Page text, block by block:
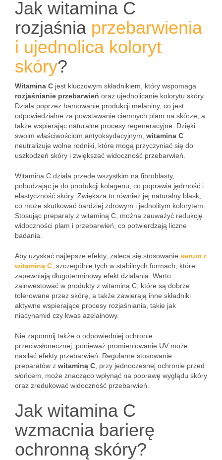
Jak witamina C
rozjaśnia przebarwienia
i ujednolica koloryt
skóry?
Witamina C jest kluczowym składnikiem, który wspomaga
rozjaśnianie przebarwień oraz ujednolicanie kolorytu skóry.
Działa poprzez hamowanie produkcji melaniny, co jest
odpowiedzialne za powstawanie ciemnych plam na skórze, a
także wspierając naturalne procesy regeneracyjne. Dzięki
swoim właściwościom antyoksydacyjnym, witamina C
neutralizuje wolne rodniki, które mogą przyczyniać się do
uszkodzeń skóry i zwiększać widoczność przebarwień.
Witamina C działa przede wszystkim na fibroblasty,
pobudzając je do produkcji kolagenu, co poprawia jędrność i
elastyczność skóry. Zwiększa to również jej naturalny blask,
co może skutkować bardziej zdrowym i jednolitym kolorytem.
Stosując preparaty z witaminą C, można zauważyć redukcję
widoczności plam i przebarwień, co potwierdzają liczne
badania.
Aby uzyskać najlepsze efekty, zaleca się stosowanie serum z
witaminą C , szczególnie tych w stabilnych formach, które
zapewniają długoterminowy efekt działania. Warto
zainwestować w produkty z witaminą C, które są dobrze
tolerowane przez skórę, a także zawierają inne składniki
aktywne wspierające procesy rozjaśniania, takie jak
niacynamid czy kwas azelainowy.
Nie zapomnij także o odpowiedniej ochronie
przeciwsłonecznej, ponieważ promieniowanie UV może
nasilać efekty przebarwień. Regularne stosowanie
preparatów z witaminą C , przy jednoczesnej ochronie przed
słońcem, może znacząco wpłynąć na poprawę wyglądu skóry
oraz zredukować widoczność przebarwień.
Jak witamina C
wzmacnia barierę
ochronną skóry?